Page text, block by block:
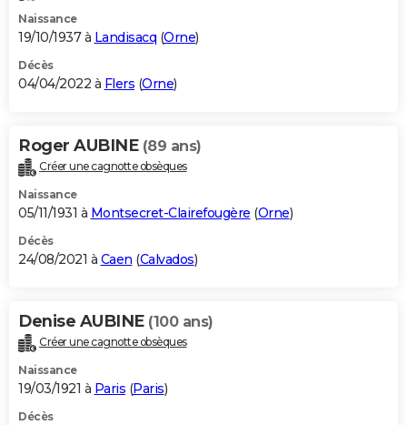
Naissance
19/10/1937 à Landisacq (Orne)
Décès
04/04/2022 à Flers (Orne)
Roger AUBINE (89 ans)
Créer une cagnotte obsèques
Naissance
05/11/1931 à Montsecret-Clairefougère (Orne)
Décès
24/08/2021 à Caen (Calvados)
Denise AUBINE (100 ans)
Créer une cagnotte obsèques
Naissance
19/03/1921 à Paris (Paris)
Décès